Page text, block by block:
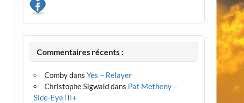
Commentaires récents :
CombydansYes – Relayer
Christophe Sigwalddans Pat Metheny –
Side-Eye III+